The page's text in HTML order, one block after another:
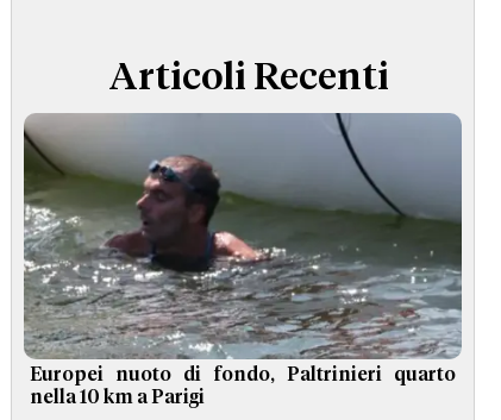
Articoli Recenti
Europei nuoto di fondo, Paltrinieri quarto
nella 10 km a Parigi